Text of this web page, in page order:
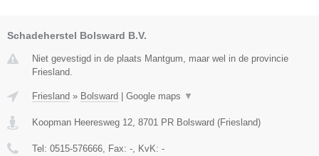
Schadeherstel Bolsward B.V.
Niet gevestigd in de plaats Mantgum, maar wel in de provincie
Friesland.
Friesland » Bolsward | Google maps ▼
Koopman Heeresweg 12 8701 PR Bolsward (Friesland)
Tel: 0515-576666 , Fax: - , KvK: -